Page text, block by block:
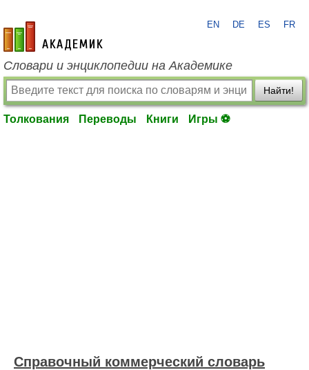
academic.ru
EN DE ES FR
Словари и энциклопедии на Академике
Найти!
Толкования Переводы Книги Игры ⚽
Справочный коммерческий словарь